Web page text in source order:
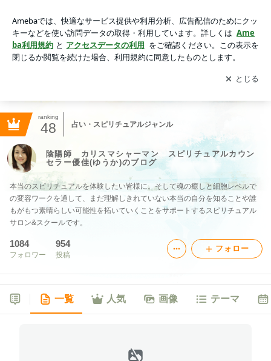
佳(ゆうか)のブログ
アプリをダウンロードして ブログの更新通知
を受け取りまし
ょう。
開く
ranking
48 占い・スピリチュアルジャンル
陰陽師 カリスマシャーマン スピリチュアルカウン
セラー優佳(ゆうか)のブログ
本当のスピリチュアルを体験したい皆様に。そして魂の癒しと細胞レベルで
の変容ワークを通して、まだ理解しきれていない本当の自分を知ることや誰
もがもつ素晴らしい可能性を拓いていくことをサポートするスピリチュアル
サロン&スクールです。
1084
フォロワー
954
投稿
フォロー
一覧 人気 画像 テーマ